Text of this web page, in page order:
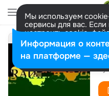
Мы используем
сервисы для вас.
настроить cookie-
представитель.
Разрешить все
Dj
Информация о
на платформе —